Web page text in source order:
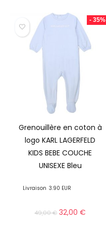
- 35%
Grenouillère en coton à
logo KARL LAGERFELD
KIDS BEBE COUCHE
UNISEXE Bleu
Livraison 3.90 EUR
49,00€ 32,00€